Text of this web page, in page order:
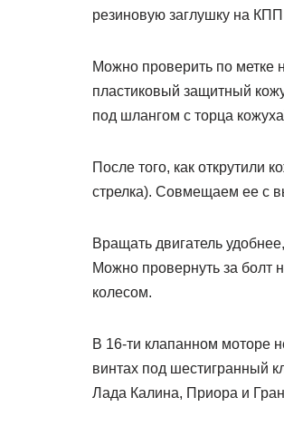
резиновую заглушку на
Можно проверить по метке
пластиковый защитный
под шлангом с торца
После того, как открутили
стрелка). Совмещаем ее с
Вращать двигатель
Можно провернуть за болт
колесом.
В 16-ти клапанном моторе
винтах под шестигранный
Лада Калина, Приора и